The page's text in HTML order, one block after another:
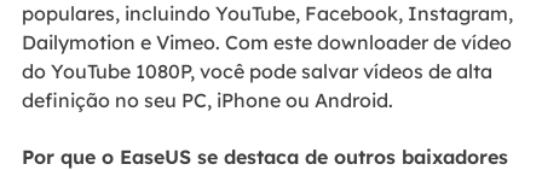
populares, incluindo YouTube, Facebook, Instagram,
Dailymotion e Vimeo. Com este downloader de vídeo
do YouTube 1080P, você pode salvar vídeos de alta
definição no seu PC, iPhone ou Android.
Por que o EaseUS se destaca de outros baixadores